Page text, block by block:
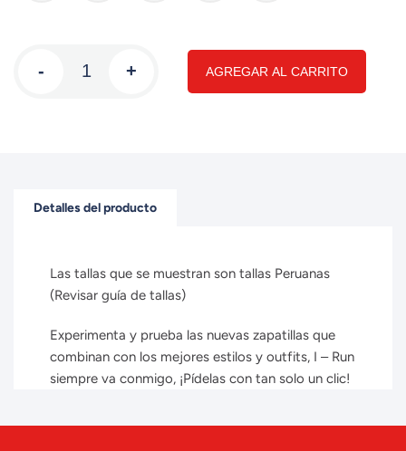
- + AGREGAR AL CARRITO
Detalles del producto
Las tallas que se muestran son tallas Peruanas
(Revisar guía de tallas)
Experimenta y prueba las nuevas zapatillas que
combinan con los mejores estilos y outfits, I – Run
siempre va conmigo, ¡Pídelas con tan solo un clic!